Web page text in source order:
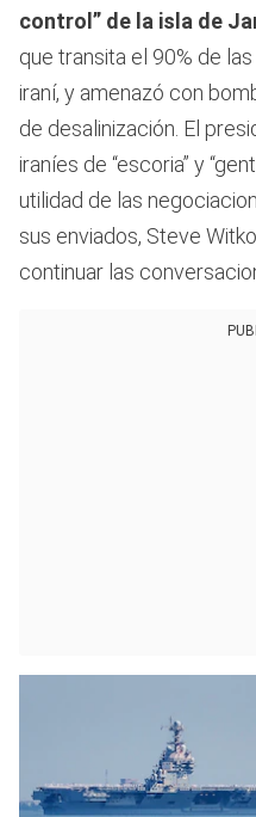
control” de la isla de
que transita el 90% de
iraní, y amenazó con
de desalinización. El
iraníes de “escoria” y
utilidad de las
sus enviados, Steve
continuar las